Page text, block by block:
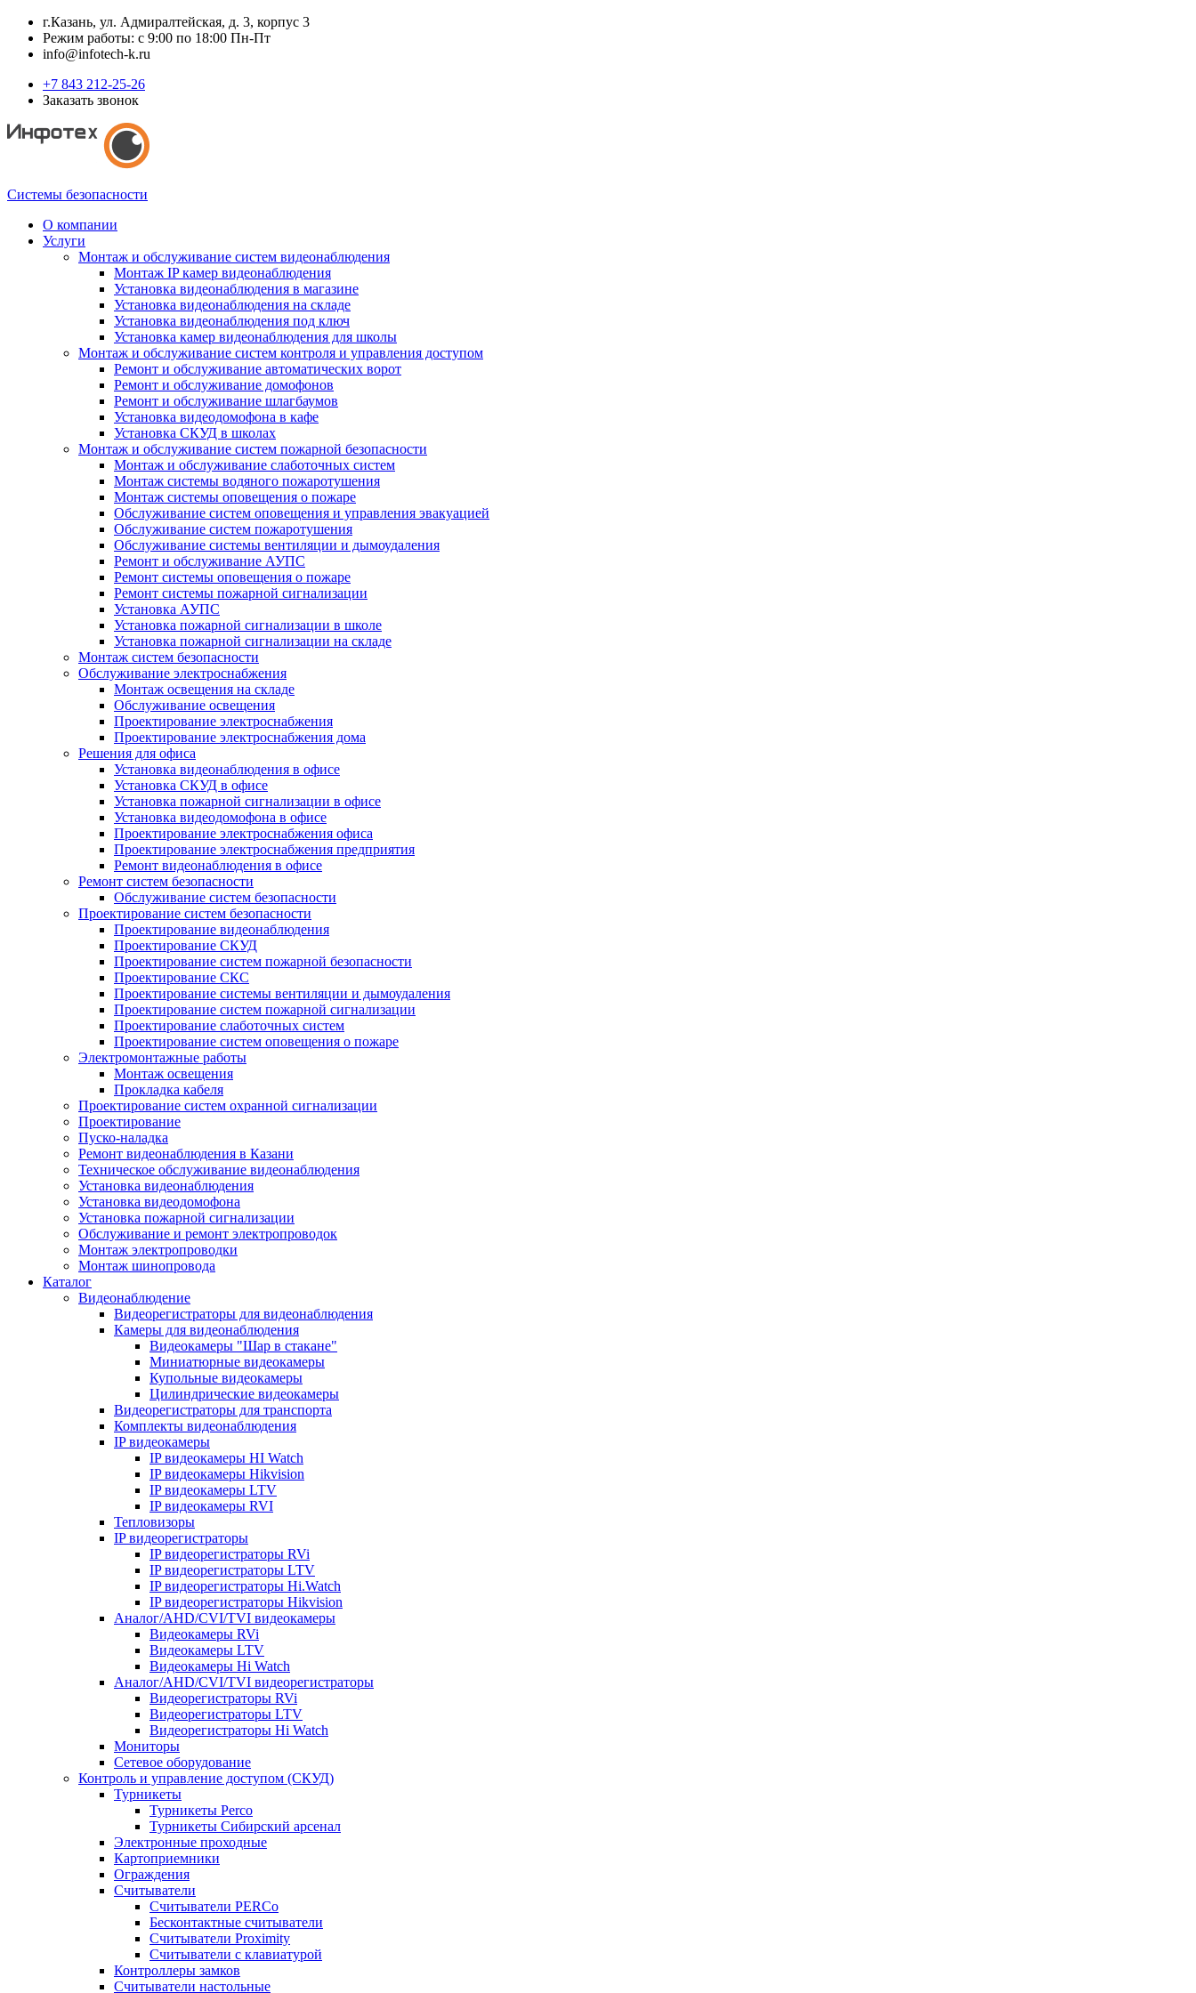
г.Казань, ул. Адмиралтейская, д. 3, корпус 3
Режим работы: с 9:00 по 18:00 Пн-Пт
info@infotech-k.ru
+7 843 212-25-26
Заказать звонок
Системы безопасности
О компании
Услуги
Монтаж и обслуживание систем видеонаблюдения
Монтаж IP камер видеонаблюдения
Установка видеонаблюдения в магазине
Установка видеонаблюдения на складе
Установка видеонаблюдения под ключ
Установка камер видеонаблюдения для школы
Монтаж и обслуживание систем контроля и управления доступом
Ремонт и обслуживание автоматических ворот
Ремонт и обслуживание домофонов
Ремонт и обслуживание шлагбаумов
Установка видеодомофона в кафе
Установка СКУД в школах
Монтаж и обслуживание систем пожарной безопасности
Монтаж и обслуживание слаботочных систем
Монтаж системы водяного пожаротушения
Монтаж системы оповещения о пожаре
Обслуживание систем оповещения и управления эвакуацией
Обслуживание систем пожаротушения
Обслуживание системы вентиляции и дымоудаления
Ремонт и обслуживание АУПС
Ремонт системы оповещения о пожаре
Ремонт системы пожарной сигнализации
Установка АУПС
Установка пожарной сигнализации в школе
Установка пожарной сигнализации на складе
Монтаж систем безопасности
Обслуживание электроснабжения
Монтаж освещения на складе
Обслуживание освещения
Проектирование электроснабжения
Проектирование электроснабжения дома
Решения для офиса
Установка видеонаблюдения в офисе
Установка СКУД в офисе
Установка пожарной сигнализации в офисе
Установка видеодомофона в офисе
Проектирование электроснабжения офиса
Проектирование электроснабжения предприятия
Ремонт видеонаблюдения в офисе
Ремонт систем безопасности
Обслуживание систем безопасности
Проектирование систем безопасности
Проектирование видеонаблюдения
Проектирование СКУД
Проектирование систем пожарной безопасности
Проектирование СКС
Проектирование системы вентиляции и дымоудаления
Проектирование систем пожарной сигнализации
Проектирование слаботочных систем
Проектирование систем оповещения о пожаре
Электромонтажные работы
Монтаж освещения
Прокладка кабеля
Проектирование систем охранной сигнализации
Проектирование
Пуско-наладка
Ремонт видеонаблюдения в Казани
Техническое обслуживание видеонаблюдения
Установка видеонаблюдения
Установка видеодомофона
Установка пожарной сигнализации
Обслуживание и ремонт электропроводок
Монтаж электропроводки
Монтаж шинопровода
Каталог
Видеонаблюдение
Видеорегистраторы для видеонаблюдения
Камеры для видеонаблюдения
Видеокамеры "Шар в стакане"
Миниатюрные видеокамеры
Купольные видеокамеры
Цилиндрические видеокамеры
Видеорегистраторы для транспорта
Комплекты видеонаблюдения
IP видеокамеры
IP видеокамеры HI Watch
IP видеокамеры Hikvision
IP видеокамеры LTV
IP видеокамеры RVI
Тепловизоры
IP видеорегистраторы
IP видеорегистраторы RVi
IP видеорегистраторы LTV
IP видеорегистраторы Hi.Watch
IP видеорегистраторы Hikvision
Аналог/AHD/CVI/TVI видеокамеры
Видеокамеры RVi
Видеокамеры LTV
Видеокамеры Hi Watch
Аналог/AHD/CVI/TVI видеорегистраторы
Видеорегистраторы RVi
Видеорегистраторы LTV
Видеорегистраторы Hi Watch
Мониторы
Сетевое оборудование
Контроль и управление доступом (СКУД)
Турникеты
Турникеты Perco
Турникеты Сибирский арсенал
Электронные проходные
Картоприемники
Ограждения
Считыватели
Считыватели PERCo
Бесконтактные считыватели
Считыватели Proximity
Считыватели с клавиатурой
Контроллеры замков
Считыватели настольные